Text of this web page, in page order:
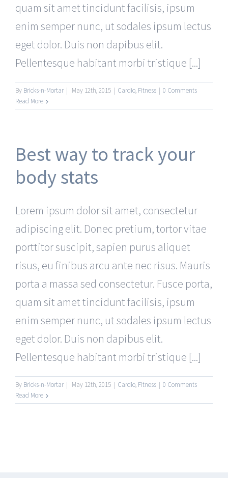
quam sit amet tincidunt facilisis, ipsum
enim semper nunc, ut sodales ipsum lectus
eget dolor. Duis non dapibus elit.
Pellentesque habitant morbi tristique [...]
By Bricks-n-Mortar | May 12th, 2015 | Cardio, Fitness | 0 Comments
Read More
Best way to track your
body stats
Lorem ipsum dolor sit amet, consectetur
adipiscing elit. Donec pretium, tortor vitae
porttitor suscipit, sapien purus aliquet
risus, eu finibus arcu ante nec risus. Mauris
porta a massa sed consectetur. Fusce porta,
quam sit amet tincidunt facilisis, ipsum
enim semper nunc, ut sodales ipsum lectus
eget dolor. Duis non dapibus elit.
Pellentesque habitant morbi tristique [...]
By Bricks-n-Mortar | May 12th, 2015 | Cardio, Fitness | 0 Comments
Read More